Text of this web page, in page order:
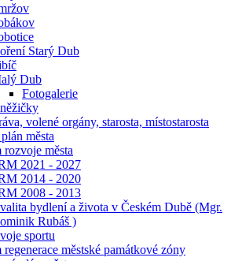
Starý Dub
Dub
Fotogalerie
volené orgány, starosta, místostarosta
města
rozvoje města
2021 - 2027
2014 - 2020
2008 - 2013
bydlení a života v Českém Dubě (Mgr.
Rubáš )
sportu
regenerace městské památkové zóny